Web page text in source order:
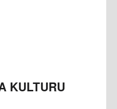
KULTURU